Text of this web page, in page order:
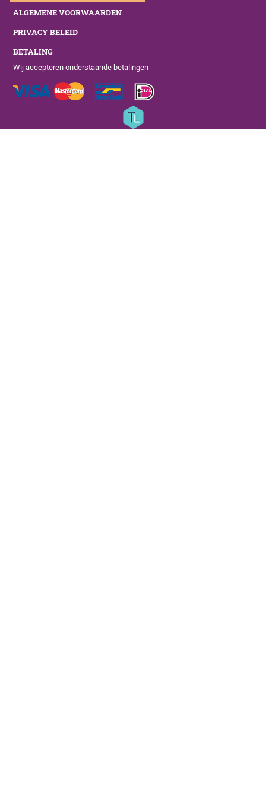
ALGEMENE VOORWAARDEN
PRIVACY BELEID
BETALING
Wij accepteren onderstaande betalingen